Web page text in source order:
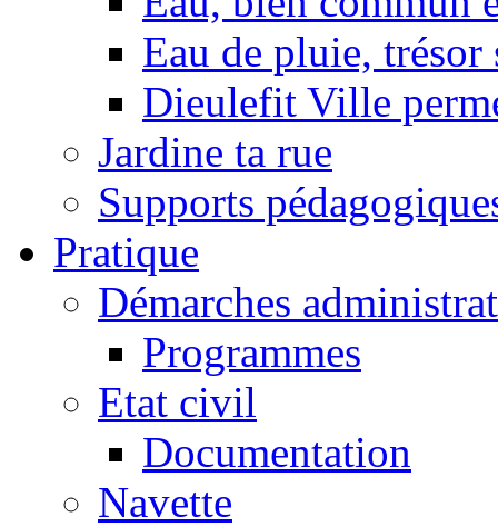
Eau de pluie,
Dieulefit Ville
Jardine ta rue
Supports
Pratique
Démarches
Programmes
Etat civil
Documentation
Navette